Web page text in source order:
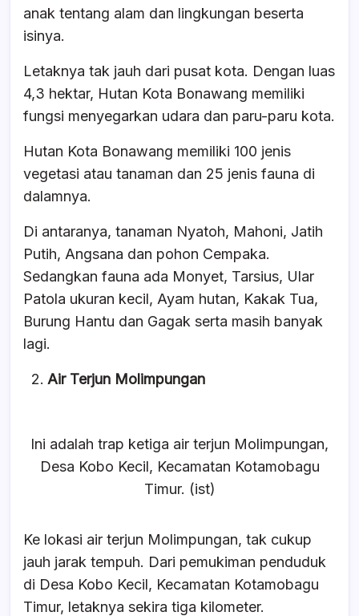
anak tentang alam dan lingkungan beserta
isinya.
Letaknya tak jauh dari pusat kota. Dengan luas
4,3 hektar, Hutan Kota Bonawang memiliki
fungsi menyegarkan udara dan paru-paru kota.
Hutan Kota Bonawang memiliki 100 jenis
vegetasi atau tanaman dan 25 jenis fauna di
dalamnya.
Di antaranya, tanaman Nyatoh, Mahoni, Jatih
Putih, Angsana dan pohon Cempaka.
Sedangkan fauna ada Monyet, Tarsius, Ular
Patola ukuran kecil, Ayam hutan, Kakak Tua,
Burung Hantu dan Gagak serta masih banyak
lagi.
Air Terjun Molimpungan
Ini adalah trap ketiga air terjun Molimpungan,
Desa Kobo Kecil, Kecamatan Kotamobagu
Timur. (ist)
Ke lokasi air terjun Molimpungan, tak cukup
jauh jarak tempuh. Dari pemukiman penduduk
di Desa Kobo Kecil, Kecamatan Kotamobagu
Timur, letaknya sekira tiga kilometer.